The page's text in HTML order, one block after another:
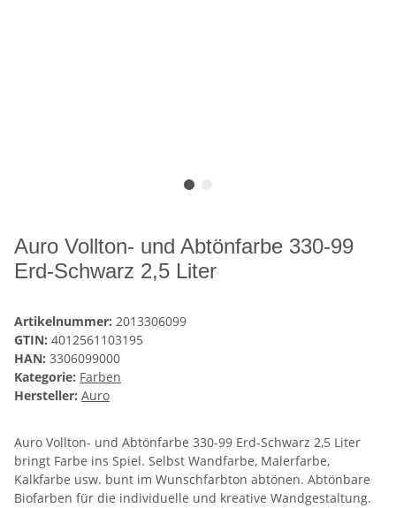
Auro Vollton- und Abtönfarbe 330-99
Erd-Schwarz 2,5 Liter
Artikelnummer: 2013306099
GTIN: 4012561103195
HAN: 3306099000
Kategorie: Farben
Hersteller: Auro
Auro Vollton- und Abtönfarbe 330-99 Erd-Schwarz 2,5 Liter
bringt Farbe ins Spiel. Selbst Wandfarbe, Malerfarbe,
Kalkfarbe usw. bunt im Wunschfarbton abtönen. Abtönbare
Biofarben für die individuelle und kreative Wandgestaltung.